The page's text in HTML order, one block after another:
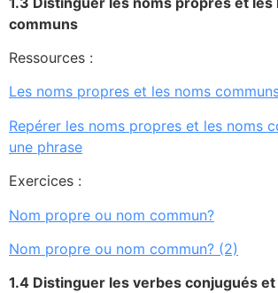
communs
Ressources :
Les noms propres et les noms
Repérer les noms propres et les noms
une phrase
Exercices :
Nom propre ou nom commun?
Nom propre ou nom commun? (2)
1.4 Distinguer les verbes conjugués